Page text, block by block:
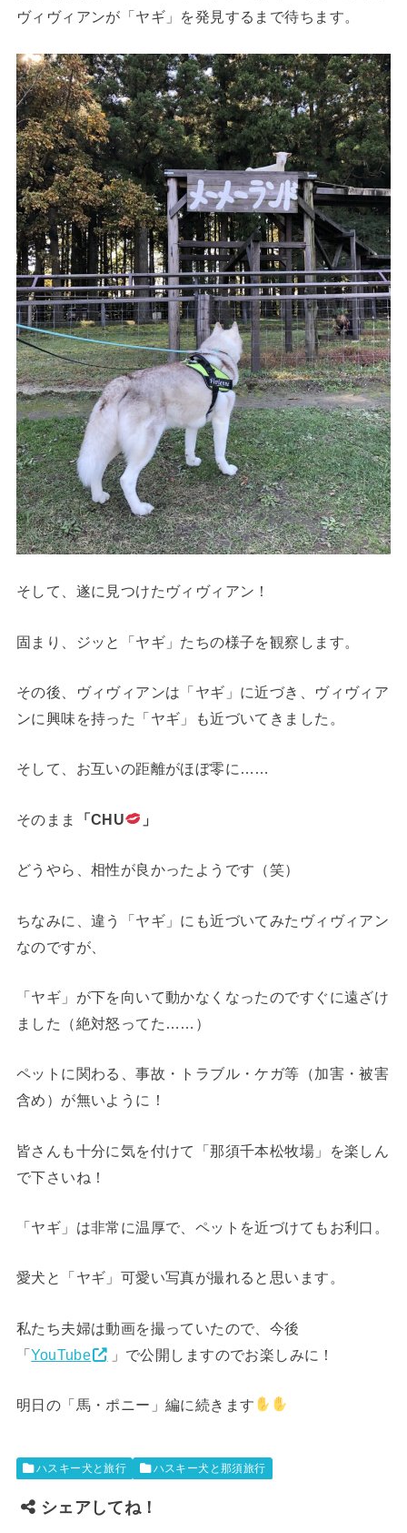
ヴィヴィアンが「ヤギ」を発見するまで待ちます。
そして、遂に見つけたヴィヴィアン！
固まり、ジッと「ヤギ」たちの様子を観察します。
その後、ヴィヴィアンは「ヤギ」に近づき、ヴィヴィア
ンに興味を持った「ヤギ」も近づいてきました。
そして、お互いの距離がほぼ零に……
そのまま 「CHU 」
どうやら、相性が良かったようです（笑）
ちなみに、違う「ヤギ」にも近づいてみたヴィヴィアン
なのですが、
「ヤギ」が下を向いて動かなくなったのですぐに遠ざけ
ました（絶対怒ってた……）
ペットに関わる、事故・トラブル・ケガ等（加害・被害
含め）が無いように！
皆さんも十分に気を付けて「那須千本松牧場」を楽しん
で下さいね！
「ヤギ」は非常に温厚で、ペットを近づけてもお利口。
愛犬と「ヤギ」可愛い写真が撮れると思います。
私たち夫婦は動画を撮っていたので、今後
「YouTube 」で公開しますのでお楽しみに！
明日の「馬・ポニー」編に続きます
ハスキー犬と旅行 ハスキー犬と那須旅行
シェアしてね！